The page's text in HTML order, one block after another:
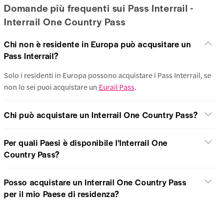
Domande più frequenti sui Pass Interrail -
Interrail One Country Pass
Chi non è residente in Europa può acqusitare un
Pass Interrail?
Solo i residenti in Europa possono acquistare i Pass Interrail, se
non lo sei puoi acquistare un Eurail Pass.
Chi può acquistare un Interrail One Country Pass?
Per quali Paesi è disponibile l'Interrail One
Country Pass?
Posso acquistare un Interrail One Country Pass
per il mio Paese di residenza?